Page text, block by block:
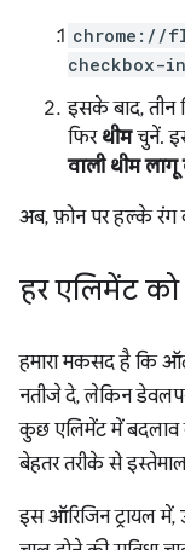
chrome://
checkbox-
इसके बाद, तीन
फिर थीमचुनें.
वाली थीम
अब, फ़ोन पर हल्के रंग
हर एलिमेंट
हमारा मकसद है कि
नतीजे दे, लेकिन
कुछ एलिमेंट में बदलाव
बेहतर तरीके से
इस ऑरिजिन ट्रायल